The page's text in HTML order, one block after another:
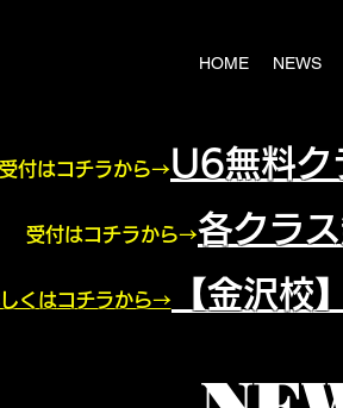
HOME NEWS
受付はコチラから→U6無料ク
受付はコチラから→各クラ
くはコチラから→ 【金沢校